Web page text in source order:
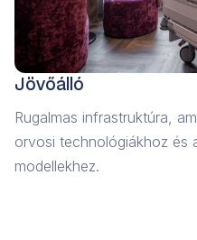
Jövőálló
Rugalmas infrastruktúra,
orvosi technológiákhoz és
modellekhez.